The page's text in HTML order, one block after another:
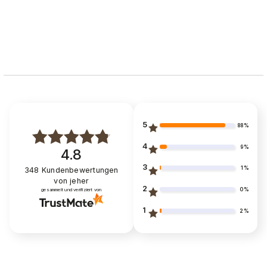
4.8
348 Kundenbewertungen
von jeher
gesammelt und verifiziert von
5 88%
4 9%
3 1%
2 0%
1 2%